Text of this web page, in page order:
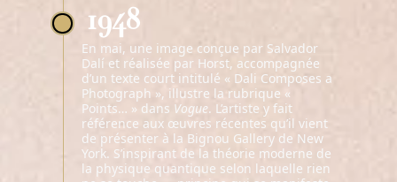
1948
En mai, une image conçue par Salvador
Dalí et réalisée par Horst, accompagnée
d’un texte court intitulé « Dali Composes a
Photograph », illustre la rubrique «
Points… » dans Vogue. L’artiste y fait
référence aux œuvres récentes qu’il vient
de présenter à la Bignou Gallery de New
York. S’inspirant de la théorie moderne de
la physique quantique selon laquelle rien